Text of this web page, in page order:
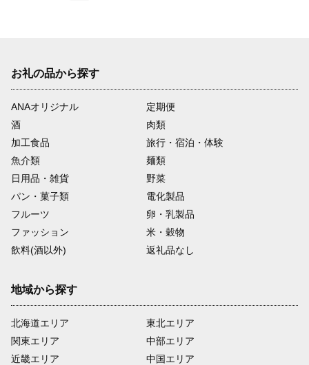
お礼の品から探す
ANAオリジナル
定期便
酒
肉類
加工食品
旅行・宿泊・体験
魚介類
麺類
日用品・雑貨
野菜
パン・菓子類
電化製品
フルーツ
卵・乳製品
ファッション
米・穀物
飲料(酒以外)
返礼品なし
地域から探す
北海道エリア
関東エリア
近畿エリア
東北エリア
中部エリア
中国エリア